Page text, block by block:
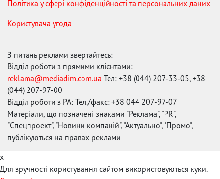
Політика у сфері конфіденційності та персональних даних
Користувача угода
З питань реклами звертайтесь:
Відділ роботи з прямими клієнтами:
reklama@mediadim.com.ua Тел: +38 (044) 207-33-05, +38
(044) 207-97-00
Відділ роботи з РА: Тел./факс: +38 044 207-97-07
Матеріали, що позначені знаками "Реклама", "PR",
"Спецпроект", "Новини компаній", "Актуально", "Промо",
публікуються на правах реклами
x
Для зручності користування сайтом використовуються куки.